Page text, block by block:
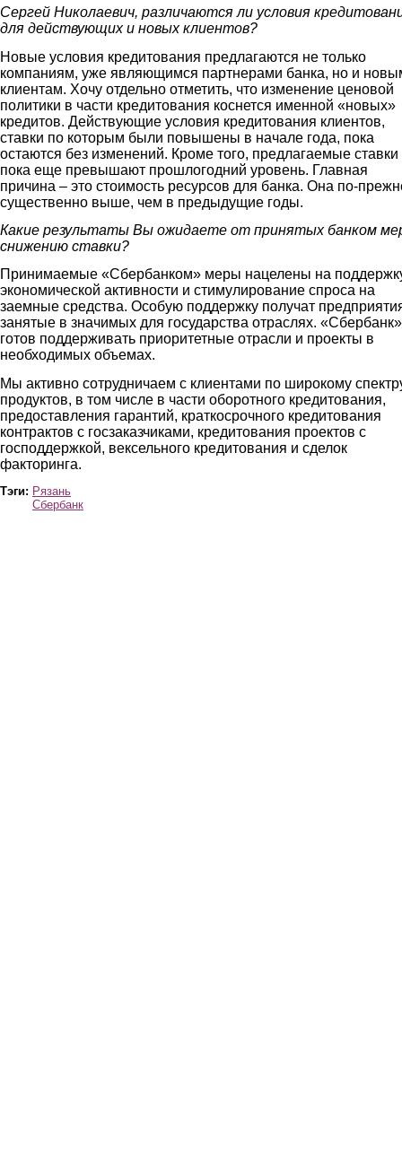
Сергей Николаевич, различаются ли условия
для действующих и новых клиентов?
Новые условия кредитования предлагаются не только
компаниям, уже являющимся партнерами банка, но и
клиентам. Хочу отдельно отметить, что изменение ценовой
политики в части кредитования коснется именной «новых»
кредитов. Действующие условия кредитования клиентов,
ставки по которым были повышены в начале года, пока
остаются без изменений. Кроме того, предлагаемые ставки
пока еще превышают прошлогодний уровень. Главная
причина – это стоимость ресурсов для банка. Она по-
существенно выше, чем в предыдущие годы.
Какие результаты Вы ожидаете от принятых банком
снижению ставки?
Принимаемые «Сбербанком» меры нацелены на
экономической активности и стимулирование спроса на
заемные средства. Особую поддержку получат
занятые в значимых для государства отраслях. «Сбербанк»
готов поддерживать приоритетные отрасли и проекты в
необходимых объемах.
Мы активно сотрудничаем с клиентами по широкому
продуктов, в том числе в части оборотного кредитования,
предоставления гарантий, краткосрочного кредитования
контрактов с госзаказчиками, кредитования проектов с
господдержкой, вексельного кредитования и сделок
факторинга.
Тэги: Рязань
Сбербанк